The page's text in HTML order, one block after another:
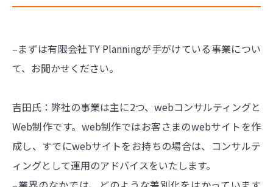
–まずは有限会社TY Planningが手がけている事業につい
て、お聞かせください。
吉田氏：弊社の事業は主に2つ、webコンサルティングと
Web制作です。web制作ではお客さまのwebサイトを作
成し、すでにwebサイトをお持ちの場合は、コンサルテ
ィングとして運用のアドバイスをいたします。